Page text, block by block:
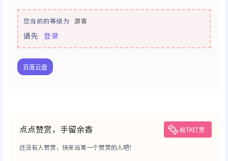
您当前的等级为 游客
请先 登录
百度云盘
点点赞赏，手留余香 给TA打赏
还没有人赞赏，快来当第一个赞赏的人吧！